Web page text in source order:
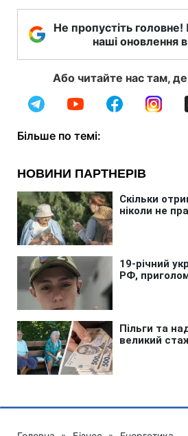
Не пропустіть головне!
наші оновлення
Або читайте нас там,
Більше по темі: